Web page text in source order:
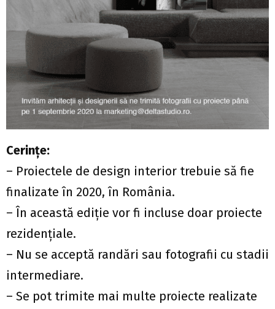
Cerințe:
– Proiectele de design interior trebuie să fie
finalizate în 2020, în România.
– În această ediție vor fi incluse doar proiecte
rezidențiale.
– Nu se acceptă randări sau fotografii cu stadii
intermediare.
– Se pot trimite mai multe proiecte realizate